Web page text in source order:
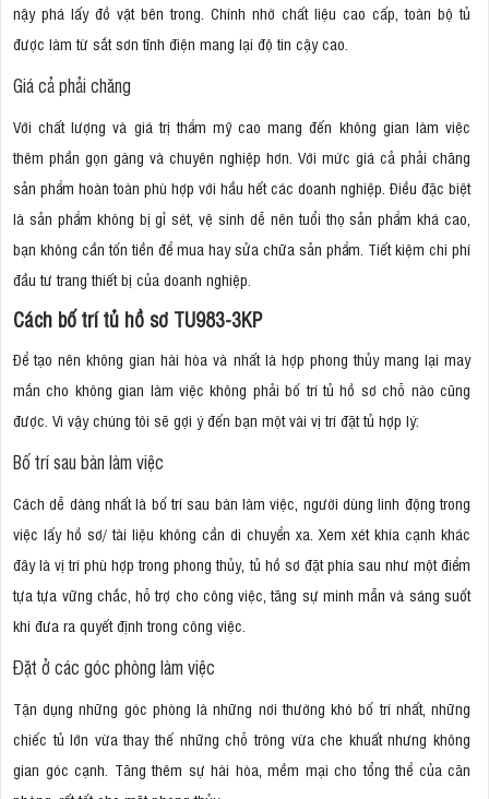
nậy phá lấy đồ vật bên trong. Chính nhờ chất liệu cao cấp, toàn bộ tủ
được làm từ sắt sơn tĩnh điện mang lại độ tin cậy cao.
Giá cả phải chăng
Với chất lượng và giá trị thẩm mỹ cao mang đến không gian làm việc
thêm phần gọn gàng và chuyên nghiệp hơn. Với mức giá cả phải chăng
sản phẩm hoàn toàn phù hợp với hầu hết các doanh nghiệp. Điều đặc biệt
là sản phẩm không bị gỉ sét, vệ sinh dễ nên tuổi thọ sản phẩm khá cao,
bạn không cần tốn tiền để mua hay sửa chữa sản phẩm. Tiết kiệm chi phí
đầu tư trang thiết bị của doanh nghiệp.
Cách bố trí tủ hồ sơ TU983-3KP
Để tạo nên không gian hài hòa và nhất là hợp phong thủy mang lại may
mắn cho không gian làm việc không phải bố trí tủ hồ sơ chỗ nào cũng
được. Vì vậy chúng tôi sẽ gợi ý đến bạn một vài vị trí đặt tủ hợp lý:
Bố trí sau bàn làm việc
Cách dễ dàng nhất là bố trí sau bàn làm việc, người dùng linh động trong
việc lấy hồ sơ/ tài liệu không cần di chuyển xa. Xem xét khía cạnh khác
đây là vị trí phù hợp trong phong thủy, tủ hồ sơ đặt phía sau như một điểm
tựa tựa vững chắc, hỗ trợ cho công việc, tăng sự minh mẫn và sáng suốt
khi đưa ra quyết định trong công việc.
Đặt ở các góc phòng làm việc
Tận dụng những góc phòng là những nơi thường khó bố trí nhất, những
chiếc tủ lớn vừa thay thế những chỗ trông vừa che khuất nhưng không
gian góc cạnh. Tăng thêm sự hài hòa, mềm mại cho tổng thể của căn